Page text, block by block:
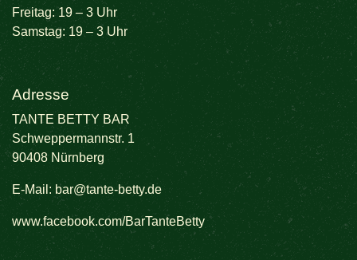
Freitag: 19 – 3 Uhr
Samstag: 19 – 3 Uhr
Adresse
TANTE BETTY BAR
Schweppermannstr. 1
90408 Nürnberg
E-Mail: bar@tante-betty.de
www.facebook.com/BarTanteBetty